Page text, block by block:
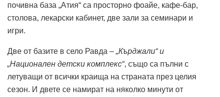
почивна база „Атия“ са просторно фоайе, кафе-бар,
столова, лекарски кабинет, две зали за семинари и
игри.
Две от базите в село Равда – „Кърджали“ и
„Национален детски комплекс“, също са пълни с
летуващи от всички краища на страната през целия
сезон. И двете се намират на няколко минути от